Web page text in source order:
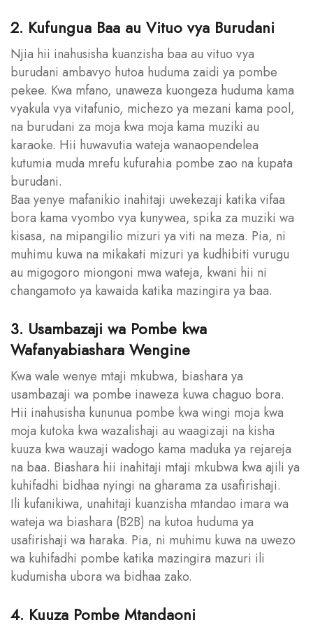
2. Kufungua Baa au Vituo vya Burudani
Njia hii inahusisha kuanzisha baa au vituo vya
burudani ambavyo hutoa huduma zaidi ya pombe
pekee. Kwa mfano, unaweza kuongeza huduma kama
vyakula vya vitafunio, michezo ya mezani kama pool,
na burudani za moja kwa moja kama muziki au
karaoke. Hii huwavutia wateja wanaopendelea
kutumia muda mrefu kufurahia pombe zao na kupata
burudani.
Baa yenye mafanikio inahitaji uwekezaji katika vifaa
bora kama vyombo vya kunywea, spika za muziki wa
kisasa, na mipangilio mizuri ya viti na meza. Pia, ni
muhimu kuwa na mikakati mizuri ya kudhibiti vurugu
au migogoro miongoni mwa wateja, kwani hii ni
changamoto ya kawaida katika mazingira ya baa.
3. Usambazaji wa Pombe kwa
Wafanyabiashara Wengine
Kwa wale wenye mtaji mkubwa, biashara ya
usambazaji wa pombe inaweza kuwa chaguo bora.
Hii inahusisha kununua pombe kwa wingi moja kwa
moja kutoka kwa wazalishaji au waagizaji na kisha
kuuza kwa wauzaji wadogo kama maduka ya rejareja
na baa. Biashara hii inahitaji mtaji mkubwa kwa ajili ya
kuhifadhi bidhaa nyingi na gharama za usafirishaji.
Ili kufanikiwa, unahitaji kuanzisha mtandao imara wa
wateja wa biashara (B2B) na kutoa huduma ya
usafirishaji wa haraka. Pia, ni muhimu kuwa na uwezo
wa kuhifadhi pombe katika mazingira mazuri ili
kudumisha ubora wa bidhaa zako.
4. Kuuza Pombe Mtandaoni